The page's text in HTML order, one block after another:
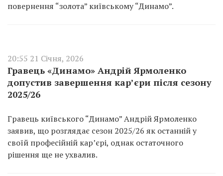
повернення “золота” київському “Динамо”.
20:55 21 Січня, 2026
Гравець «Динамо» Андрій Ярмоленко
допустив завершення кар’єри після сезону
2025/26
Гравець київського “Динамо” Андрій Ярмоленко
заявив, що розглядає сезон 2025/26 як останній у
своїй професійній кар’єрі, однак остаточного
рішення ще не ухвалив.